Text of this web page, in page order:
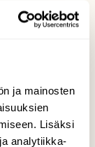
ja mainosten
Lisäksi
analytiikka-